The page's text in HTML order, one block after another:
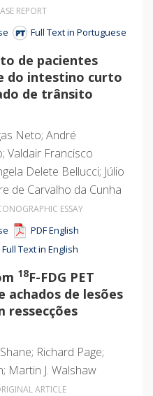
REPORT
Full Text in Portuguese
de pacientes
do intestino curto
de trânsito
Neto; André
Valdair Francisco
Delete Bellucci; Júlio
de Carvalho da Cunha
ESSAY
PDF English
Full Text in English
18F-FDG PET
achados de lesões
ressecções
Richard Page;
Martin J. Walshaw
ARTICLE